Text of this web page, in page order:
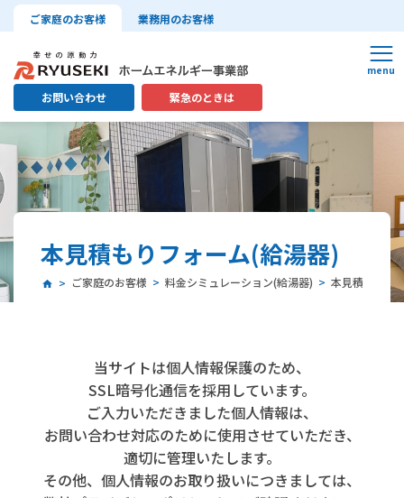
ご家庭のお客様 業務用のお客様
お問い合わせ 緊急のときは
本見積もりフォーム(給湯器)
ご家庭のお客様 料金シミュレーション(給湯器) 本見積もりフ
当サイトは個人情報保護のため、
SSL暗号化通信を採用しています。
ご入力いただきました個人情報は、
お問い合わせ対応のために使用させていただき、
適切に管理いたします。
その他、個人情報のお取り扱いにつきましては、